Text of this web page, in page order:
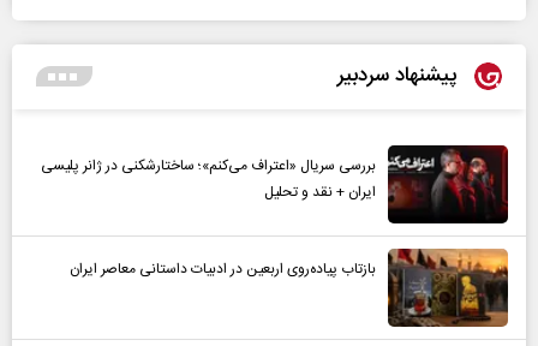
پیشنهاد سردبیر
بررسی سریال «اعتراف می‌کنم»؛ ساختارشکنی در ژانر پلیسی
ایران + نقد و تحلیل
بازتاب پیاده‌روی اربعین در ادبیات داستانی معاصر ایران